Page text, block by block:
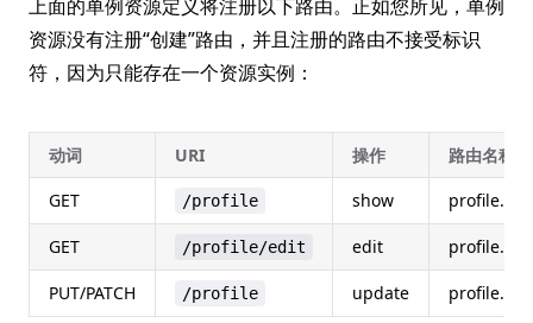
上面的单例资源定义将注册以下路由。正如您所见，单例
资源没有注册“创建”路由，并且注册的路由不接受标识
符，因为只能存在一个资源实例：
动词 URI 操作
路由名称
GET
/profile show
GET /profile/edit edit
PUT/PATCH /profile update